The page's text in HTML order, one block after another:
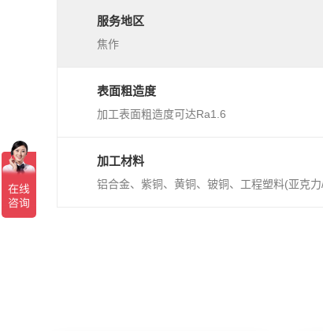
服务地区
焦作
表面粗造度
加工表面粗造度可达Ra1.6
加工材料
铝合金、紫铜、黄铜、铍铜、工程塑料(亚克